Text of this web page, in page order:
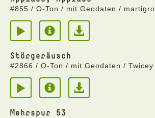
#855 / O-Ton / mit Geodaten / martigro
Störgeräusch
#2866 / O-Ton / mit Geodaten / Twicey
Mehrspur 53